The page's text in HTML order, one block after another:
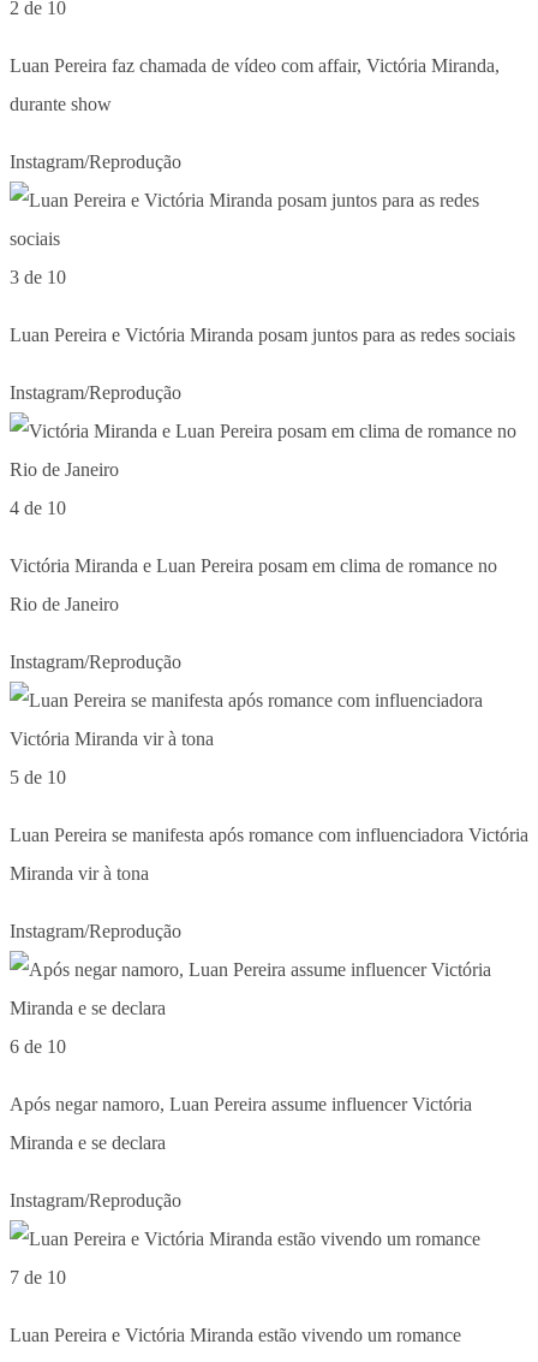
2 de 10
Luan Pereira faz chamada de vídeo com affair, Victória Miranda,
durante show
Instagram/Reprodução
3 de 10
Luan Pereira e Victória Miranda posam juntos para as redes sociais
Instagram/Reprodução
4 de 10
Victória Miranda e Luan Pereira posam em clima de romance no
Rio de Janeiro
Instagram/Reprodução
5 de 10
Luan Pereira se manifesta após romance com influenciadora Victória
Miranda vir à tona
Instagram/Reprodução
6 de 10
Após negar namoro, Luan Pereira assume influencer Victória
Miranda e se declara
Instagram/Reprodução
7 de 10
Luan Pereira e Victória Miranda estão vivendo um romance